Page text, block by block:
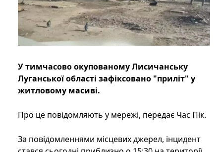
У тимчасово окупованому Лисичанську
Луганської області зафіксовано "приліт" у
житловому масиві.
Про це повідомляють у мережі, передає Час Пік.
За повідомленнями місцевих джерел, інцидент